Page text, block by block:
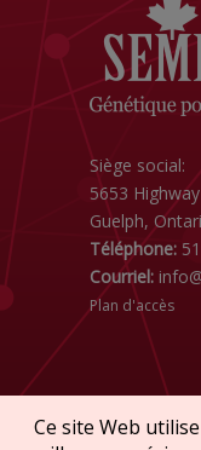
Siège social:
5653
Guelph,
Téléphone:
Courriel:
Plan d'accès
Ce site Web